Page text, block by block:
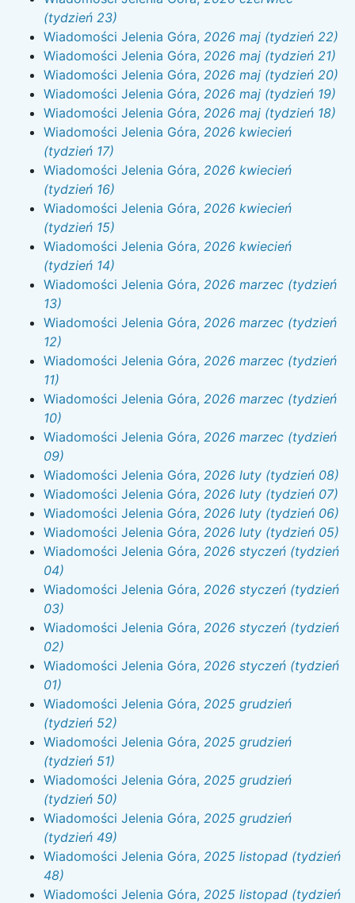
(tydzień 23)
Wiadomości Jelenia Góra, 2026 maj (tydzień 22)
Wiadomości Jelenia Góra, 2026 maj (tydzień 21)
Wiadomości Jelenia Góra, 2026 maj (tydzień 20)
Wiadomości Jelenia Góra, 2026 maj (tydzień 19)
Wiadomości Jelenia Góra, 2026 maj (tydzień 18)
Wiadomości Jelenia Góra, 2026 kwiecień
(tydzień 17)
Wiadomości Jelenia Góra, 2026 kwiecień
(tydzień 16)
Wiadomości Jelenia Góra, 2026 kwiecień
(tydzień 15)
Wiadomości Jelenia Góra, 2026 kwiecień
(tydzień 14)
Wiadomości Jelenia Góra, 2026 marzec (tydzień
13)
Wiadomości Jelenia Góra, 2026 marzec (tydzień
12)
Wiadomości Jelenia Góra, 2026 marzec (tydzień
11)
Wiadomości Jelenia Góra, 2026 marzec (tydzień
10)
Wiadomości Jelenia Góra, 2026 marzec (tydzień
09)
Wiadomości Jelenia Góra, 2026 luty (tydzień 08)
Wiadomości Jelenia Góra, 2026 luty (tydzień 07)
Wiadomości Jelenia Góra, 2026 luty (tydzień 06)
Wiadomości Jelenia Góra, 2026 luty (tydzień 05)
Wiadomości Jelenia Góra, 2026 styczeń (tydzień
04)
Wiadomości Jelenia Góra, 2026 styczeń (tydzień
03)
Wiadomości Jelenia Góra, 2026 styczeń (tydzień
02)
Wiadomości Jelenia Góra, 2026 styczeń (tydzień
01)
Wiadomości Jelenia Góra, 2025 grudzień
(tydzień 52)
Wiadomości Jelenia Góra, 2025 grudzień
(tydzień 51)
Wiadomości Jelenia Góra, 2025 grudzień
(tydzień 50)
Wiadomości Jelenia Góra, 2025 grudzień
(tydzień 49)
Wiadomości Jelenia Góra, 2025 listopad (tydzień
48)
Wiadomości Jelenia Góra, 2025 listopad (tydzień